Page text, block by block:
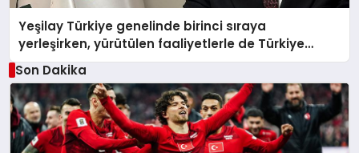
Yeşilay Türkiye genelinde birinci sıraya
yerleşirken, yürütülen faaliyetlerle de Türkiye
üçüncüsü oldu.
Son Dakika